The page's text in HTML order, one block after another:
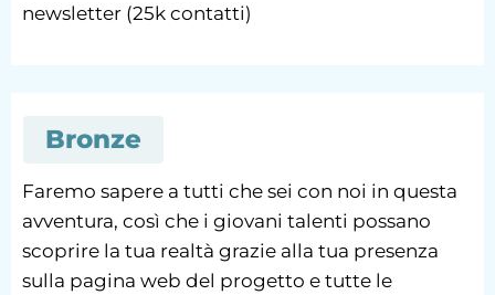
newsletter (25k contatti)
Bronze
Faremo sapere a tutti che sei con noi in questa
avventura, così che i giovani talenti possano
scoprire la tua realtà grazie alla tua presenza
sulla pagina web del progetto e tutte le